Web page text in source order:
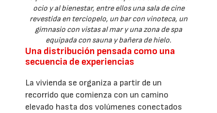
ocio y al bienestar, entre ellos una sala de cine
revestida en terciopelo, un bar con vinoteca, un
gimnasio con vistas al mar y una zona de spa
equipada con sauna y bañera de hielo.
Una distribución pensada como una
secuencia de experiencias
La vivienda se organiza a partir de un
recorrido que comienza con un camino
elevado hasta dos volúmenes conectados